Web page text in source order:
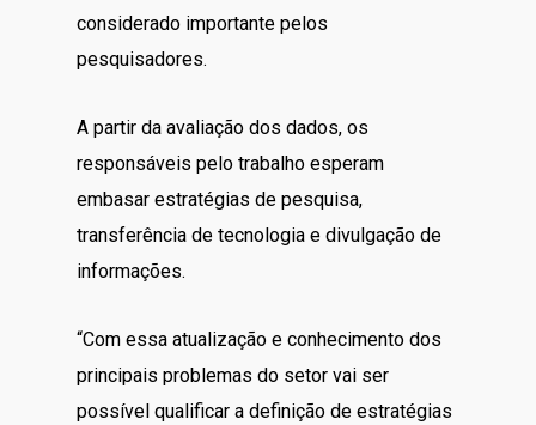
considerado importante pelos
pesquisadores.
A partir da avaliação dos dados, os
responsáveis pelo trabalho esperam
embasar estratégias de pesquisa,
transferência de tecnologia e divulgação de
informações.
“Com essa atualização e conhecimento dos
principais problemas do setor vai ser
possível qualificar a definição de estratégias